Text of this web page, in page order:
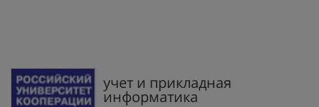
учет и прикладная
информатика